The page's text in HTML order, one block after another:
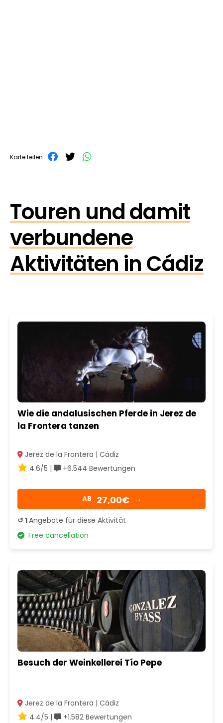
Karte teilen
Touren und damit
verbundene
Aktivitäten in Cádiz
Wie die andalusischen Pferde in Jerez de
la Frontera tanzen
Jerez de la Frontera | Cádiz
4.6/5 |
+6.544 Bewertungen
AB 27,00€ →
↺ 1Angebote für diese Aktivität
Free cancellation
Besuch der Weinkellerei Tío Pepe
Jerez de la Frontera | Cádiz
4.4/5 |
+1.582 Bewertungen